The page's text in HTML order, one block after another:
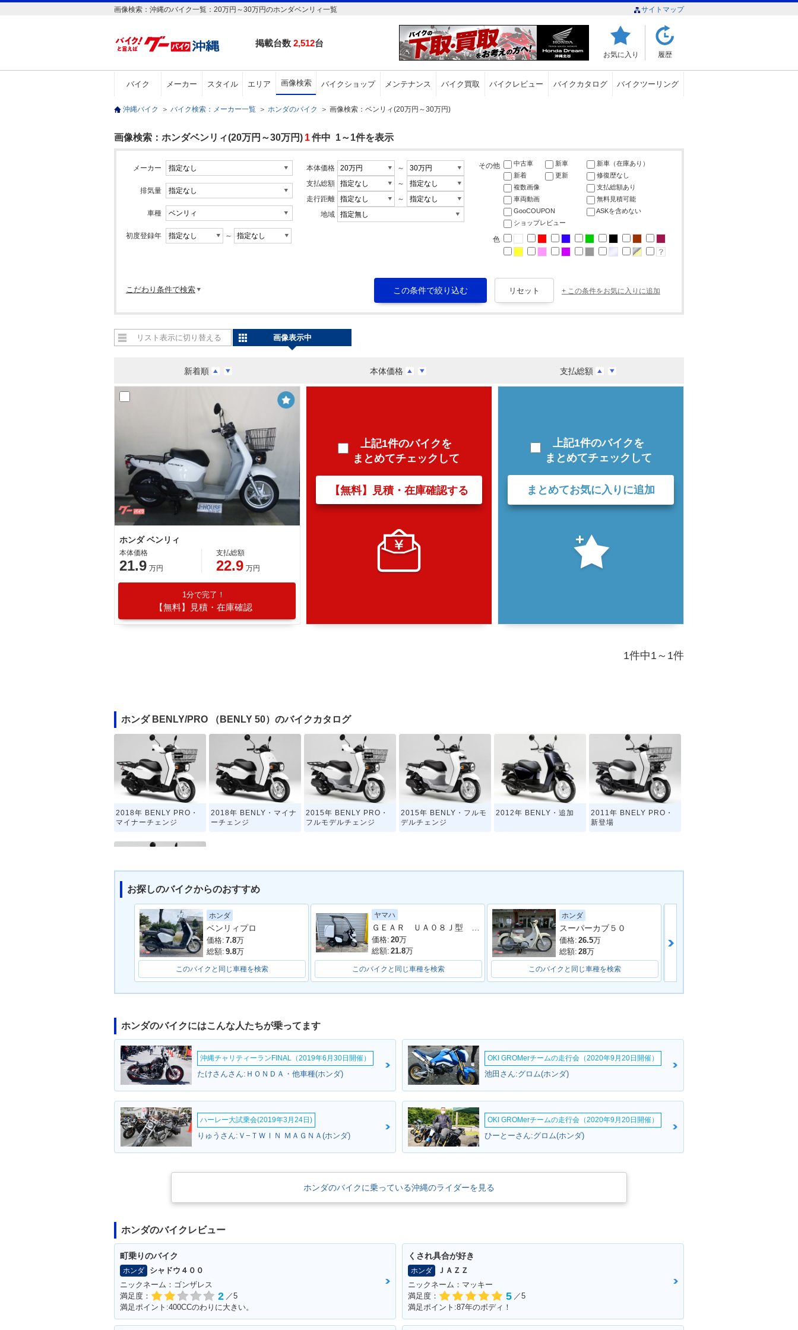
画像検索：沖縄のバイク一覧：20万円～30万円のホンダベンリィ一覧 サイトマップ
掲載台数 2,512台
お気に入り 履歴
バイク メーカー スタイル エリア 画像検索 バイクショップ メンテナンス バイク買取 バイクレビュー バイクカタログ バイクツーリング
沖縄バイク ＞ バイク検索：メーカー一覧 ＞ ホンダのバイク ＞ 画像検索：ベンリィ(20万円～30万円)
画像検索：ホンダベンリィ(20万円～30万円) 1件中 1～1件を表示
メーカー
排気量
車種
初度登録年 ～
本体価格
～
支払総額
～
走行距離
～
地域
その他 中古車 新車
新車（在庫あり）
新着
更新
修復歴なし
複数画像
支払総額あり
車両動画
無料見積可能
GooCOUPON
ASKを含めない
ショップレビュー
色
こだわり条件で検索 + この条件をお気に入りに追加
新着順 本体価格 支払総額
リスト表示に切り替える 画像表示中
ホンダ ベンリィ
本体価格
21.9 万円
支払総額
22.9 万円
1分で完了！
【無料】見積・在庫確認
上記1件のバイクを
まとめてチェックして
【無料】見積・在庫確認する
上記1件のバイクを
まとめてチェックして
まとめてお気に入りに追加
1件中1～1件
ホンダ BENLY/PRO （BENLY 50）のバイクカタログ
2018年 BENLY PRO・
マイナーチェンジ
2018年 BENLY・マイナ
ーチェンジ
2015年 BENLY PRO・
フルモデルチェンジ
2015年 BENLY・フルモ
デルチェンジ
2012年 BENLY・追加
2011年 BNELY PRO・
新登場
2011年 BENLY・新登場
お探しのバイクからのおすすめ
ホンダ
ベンリィプロ
価格: 7.8万
総額: 9.8万
このバイクと同じ車種を検索
ヤマハ
ＧＥＡＲ ＵＡ０８Ｊ型 パーキングスタンド ルーフ付 リヤＢＯＸ付
価格: 20万
総額: 21.8万
このバイクと同じ車種を検索
ホンダ
スーパーカブ５０
価格: 26.5万
総額: 28万
このバイクと同じ車種を検索
ホンダのバイクにはこんな人たちが乗ってます
沖縄チャリティーランFINAL（2019年6月30日開催）
たけさんさん:ＨＯＮＤＡ・他車種(ホンダ)
OKI GROMerチームの走行会（2020年9月20日開催）
池田さん:グロム(ホンダ)
ハーレー大試乗会(2019年3月24日)
りゅうさん:Ｖ−ＴＷＩＮ ＭＡＧＮＡ(ホンダ)
OKI GROMerチームの走行会（2020年9月20日開催）
ひーとーさん:グロム(ホンダ)
ホンダのバイクに乗っている沖縄のライダーを見る
ホンダのバイクレビュー
町乗りのバイク
ホンダ
シャドウ４００
ニックネーム：ゴンザレス
満足度：
2 ／5
満足ポイント:400CCのわりに大きい。
くされ具合が好き
ホンダ
ＪＡＺＺ
ニックネーム：マッキー
満足度：
5 ／5
満足ポイント:87年のボディ！